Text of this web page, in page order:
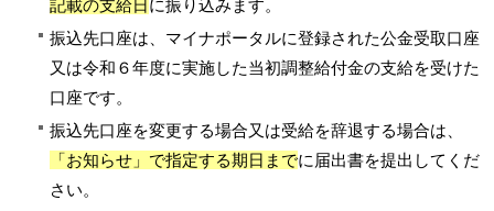
記載の支給日に振り込みます。
振込先口座は、マイナポータルに登録された公金受取口座
又は令和６年度に実施した当初調整給付金の支給を受けた
口座です。
振込先口座を変更する場合又は受給を辞退する場合は、
「お知らせ」で指定する期日までに届出書を提出してくだ
さい。